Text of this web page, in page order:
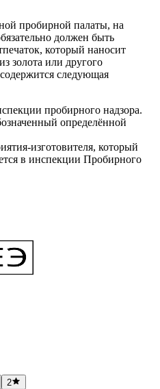
пробирной палаты, на
должен быть
который наносит
золота или другого
следующая
пробирного надзора.
определённой
изготовителя, который
в инспекции Пробирного
2